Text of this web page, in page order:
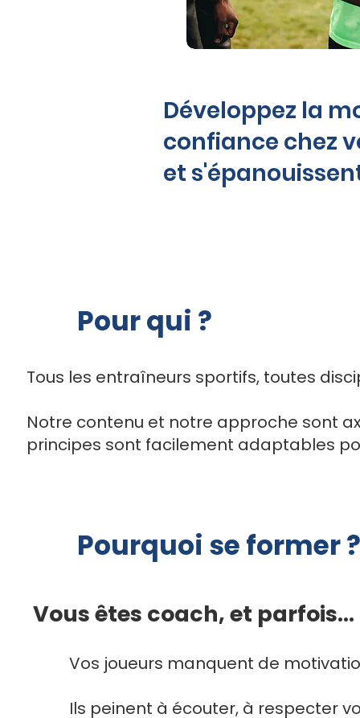
Développez la
confiance chez
et
Pour qui ?
Tous les entraîneurs sportifs, toutes
Notre contenu et notre approche sont
principes sont facilement adaptables
Pourquoi se former ?
Vous êtes coach, et parfois…
Vos joueurs manquent de
Ils peinent à écouter, à respecter